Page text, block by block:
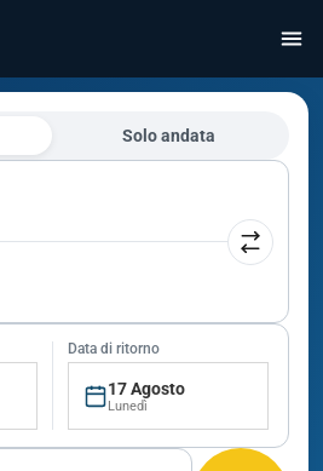
Solo andata
Data di ritorno
17 Agosto
Lunedì